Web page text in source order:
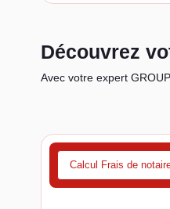
Découvrez
Avec votre expert
Calcul Frais de